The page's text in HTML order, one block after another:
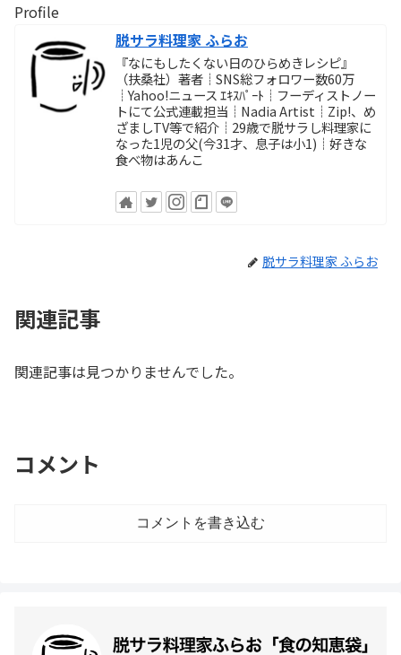
Profile
脱サラ料理家 ふらお
『なにもしたくない日のひらめきレシピ』
（扶桑社）著者┊SNS総フォロワー数60万
┊Yahoo!ニュース ｴｷｽﾊﾟｰﾄ┊フーディストノー
トにて公式連載担当┊Nadia Artist┊Zip!、め
ざましTV等で紹介┊29歳で脱サラし料理家に
なった1児の父(今31才、息子は小1)┊好きな
食べ物はあんこ
脱サラ料理家 ふらお
関連記事
関連記事は見つかりませんでした。
コメント
コメントを書き込む